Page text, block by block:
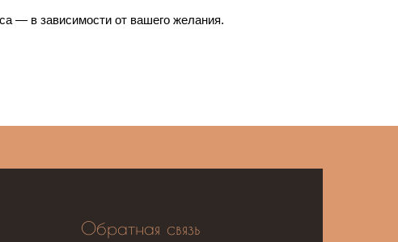
— в зависимости от вашего желания.
Обратная связь